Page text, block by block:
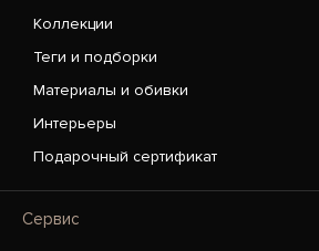
Коллекции
Теги и подборки
Материалы и обивки
Интерьеры
Подарочный сертификат
Сервис